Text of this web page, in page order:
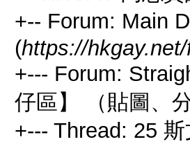
+-- Forum: Main
(https://
+--- Forum:
仔區】 （貼圖、
+--- Thread: 25